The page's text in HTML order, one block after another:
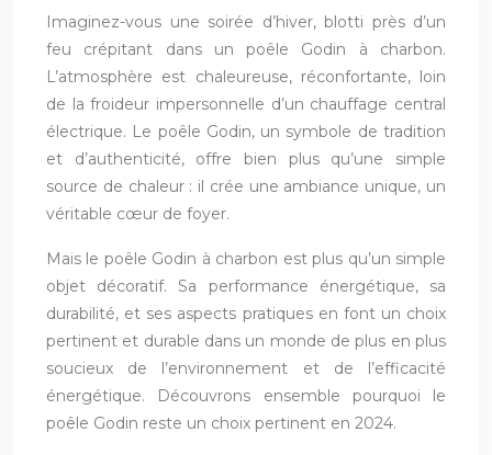
Imaginez-vous une soirée d’hiver, blotti près d’un
feu crépitant dans un poêle Godin à charbon.
L’atmosphère est chaleureuse, réconfortante, loin
de la froideur impersonnelle d’un chauffage central
électrique. Le poêle Godin, un symbole de tradition
et d’authenticité, offre bien plus qu’une simple
source de chaleur : il crée une ambiance unique, un
véritable cœur de foyer.
Mais le poêle Godin à charbon est plus qu’un simple
objet décoratif. Sa performance énergétique, sa
durabilité, et ses aspects pratiques en font un choix
pertinent et durable dans un monde de plus en plus
soucieux de l’environnement et de l’efficacité
énergétique. Découvrons ensemble pourquoi le
poêle Godin reste un choix pertinent en 2024.